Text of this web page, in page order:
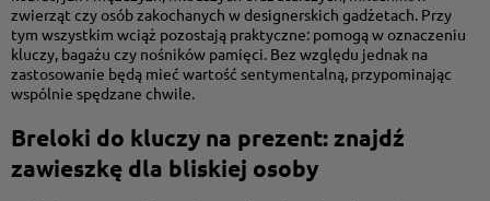
zwierząt czy osób zakochanych w designerskich gadżetach. Przy
tym wszystkim wciąż pozostają praktyczne: pomogą w oznaczeniu
kluczy, bagażu czy nośników pamięci. Bez względu jednak na
zastosowanie będą mieć wartość sentymentalną, przypominając
wspólnie spędzane chwile.
Breloki do kluczy na prezent: znajdź
zawieszkę dla bliskiej osoby